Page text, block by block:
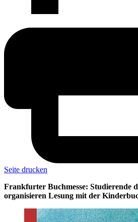
Seite drucken
Frankfurter Buchmesse: Studierende
organisieren Lesung mit der